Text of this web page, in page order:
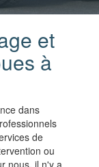
et
à
dans
de
ou
nous, il n'y a